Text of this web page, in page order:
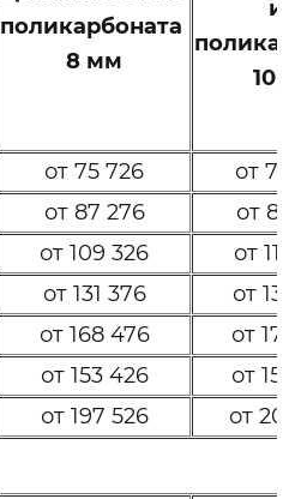
поликарбоната
8 мм
из
10
от 75 726
от 77
от 87 276
от 89
от 109 326
от
от 131 376
от
от 168 476
от
от 153 426
от
от 197 526 от